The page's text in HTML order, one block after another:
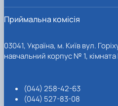
Приймальна комісія
03041, Україна, м. Київ вул.
навчальний корпус № 1,
(044) 258-42-63
(044) 527-83-08